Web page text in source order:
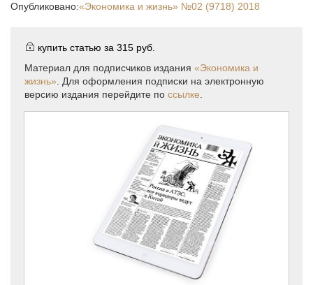
Опубликовано:«Экономика и жизнь» №02 (9718) 2018
купить статью за 315 руб.
Материал для подписчиков издания «Экономика и
жизнь» . Для оформления подписки на электронную
версию издания перейдите по ссылке